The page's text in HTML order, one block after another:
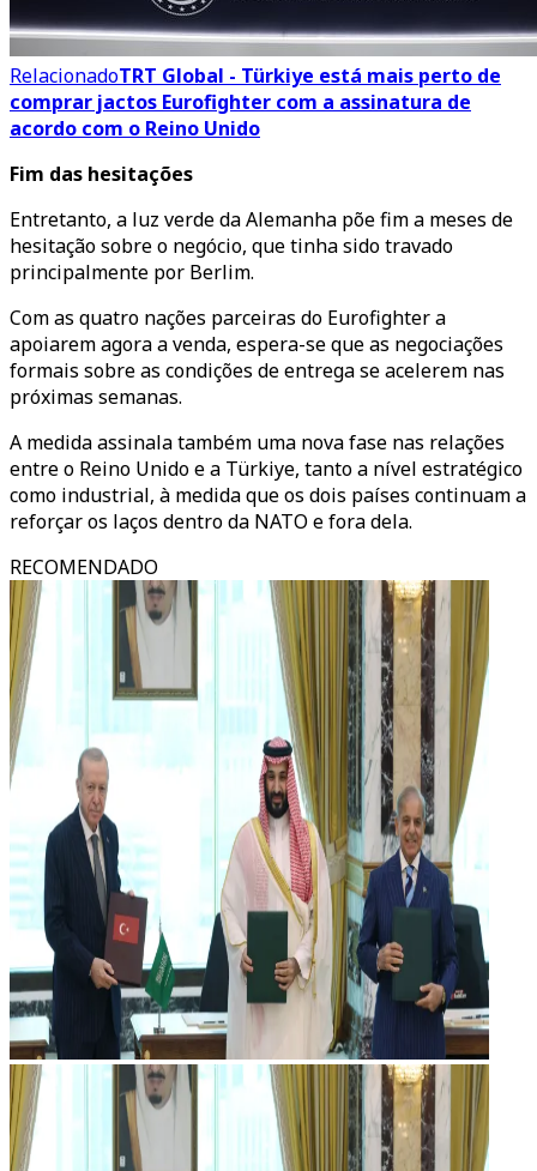
RelacionadoTRT Global - Türkiye está mais perto de
comprar jactos Eurofighter com a assinatura de
acordo com o Reino Unido
Fim das hesitações
Entretanto, a luz verde da Alemanha põe fim a meses de
hesitação sobre o negócio, que tinha sido travado
principalmente por Berlim.
Com as quatro nações parceiras do Eurofighter a
apoiarem agora a venda, espera-se que as negociações
formais sobre as condições de entrega se acelerem nas
próximas semanas.
A medida assinala também uma nova fase nas relações
entre o Reino Unido e a Türkiye, tanto a nível estratégico
como industrial, à medida que os dois países continuam a
reforçar os laços dentro da NATO e fora dela.
RECOMENDADO